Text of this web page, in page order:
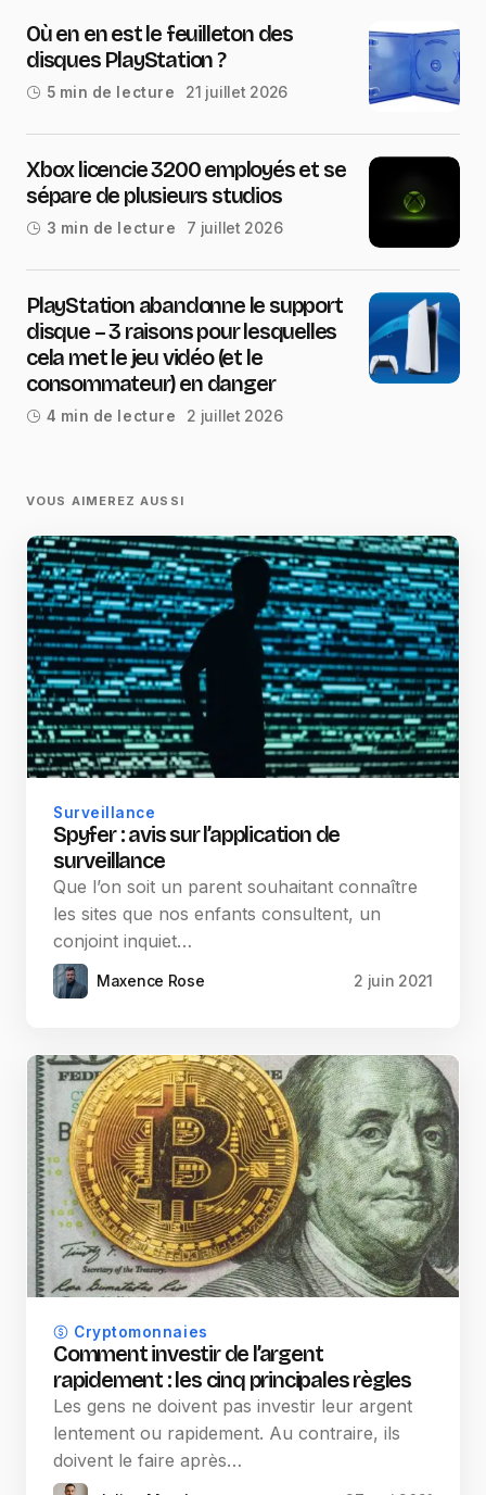
Où en en est le feuilleton des
disques PlayStation ?
5 min de lecture 21 juillet 2026
Xbox licencie 3200 employés et se
sépare de plusieurs studios
3 min de lecture 7 juillet 2026
PlayStation abandonne le support
disque – 3 raisons pour lesquelles
cela met le jeu vidéo (et le
consommateur) en danger
4 min de lecture 2 juillet 2026
VOUS AIMEREZ AUSSI
Surveillance
Spyfer : avis sur l’application de
surveillance
Que l’on soit un parent souhaitant connaître
les sites que nos enfants consultent, un
conjoint inquiet…
Maxence Rose 2 juin 2021
Cryptomonnaies
Comment investir de l’argent
rapidement : les cinq principales règles
Les gens ne doivent pas investir leur argent
lentement ou rapidement. Au contraire, ils
doivent le faire après…